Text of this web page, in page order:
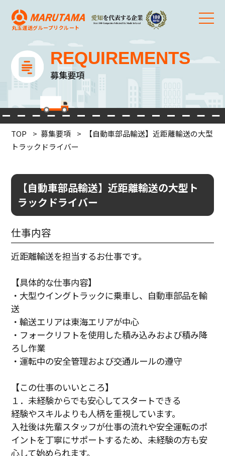
丸玉運送グループリクルート
REQUIREMENTS
募集要項
TOP 募集要項
【自動車部品輸送】近距離輸送の大型
トラックドライバー
【自動車部品輸送】近距離輸送の大型ト
ラックドライバー
仕事内容
近距離輸送を担当するお仕事です。
【具体的な仕事内容】
・大型ウイングトラックに乗車し、自動車部品を輸
送
・輸送エリアは東海エリアが中心
・フォークリフトを使用した積み込みおよび積み降
ろし作業
・運転中の安全管理および交通ルールの遵守
【この仕事のいいところ】
１．未経験からでも安心してスタートできる
経験やスキルよりも人柄を重視しています。
入社後は先輩スタッフが仕事の流れや安全運転のポ
イントを丁寧にサポートするため、未経験の方も安
心して始められます。